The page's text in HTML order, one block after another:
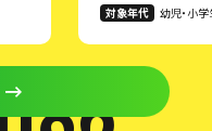
対象年代
幼児・小学